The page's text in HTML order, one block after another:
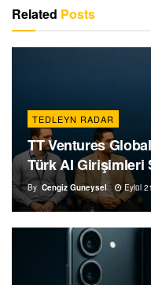
Related Posts
TEDLEYN RADAR
TT Ventures
Türk AI Girişimleri
By Cengiz Guneysel Eylül